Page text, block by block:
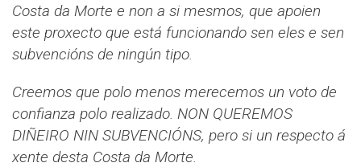
Costa da Morte e non a si mesmos, que apoien
este proxecto que está funcionando sen eles e sen
subvencións de ningún tipo.
Creemos que polo menos merecemos un voto de
confianza polo realizado. NON QUEREMOS
DIÑEIRO NIN SUBVENCIÓNS, pero si un respecto á
xente desta Costa da Morte.